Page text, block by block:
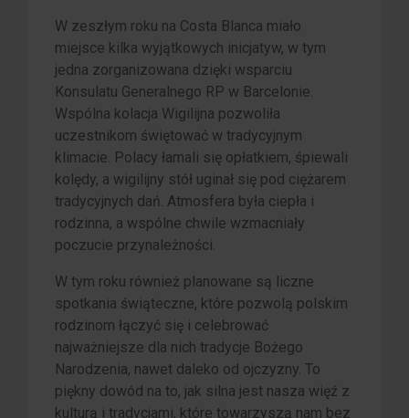
W zeszłym roku na Costa Blanca miało
miejsce kilka wyjątkowych inicjatyw, w tym
jedna zorganizowana dzięki wsparciu
Konsulatu Generalnego RP w Barcelonie.
Wspólna kolacja Wigilijna pozwoliła
uczestnikom świętować w tradycyjnym
klimacie. Polacy łamali się opłatkiem, śpiewali
kolędy, a wigilijny stół uginał się pod ciężarem
tradycyjnych dań. Atmosfera była ciepła i
rodzinna, a wspólne chwile wzmacniały
poczucie przynależności.
W tym roku również planowane są liczne
spotkania świąteczne, które pozwolą polskim
rodzinom łączyć się i celebrować
najważniejsze dla nich tradycje Bożego
Narodzenia, nawet daleko od ojczyzny. To
piękny dowód na to, jak silna jest nasza więź z
kulturą i tradycjami, które towarzyszą nam bez